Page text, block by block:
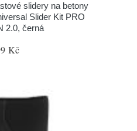
slidery na betony
Slider Kit PRO
2.0, černá
Kč